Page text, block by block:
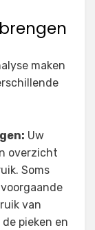
maken
Uw
overzicht
Soms
van
pieken en